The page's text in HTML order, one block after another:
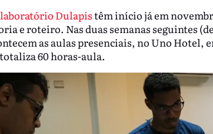
laboratório Dulapistêm início já em
e roteiro. Nas duas semanas seguintes (de
as aulas presenciais, no Uno Hotel,
60 horas-aula.